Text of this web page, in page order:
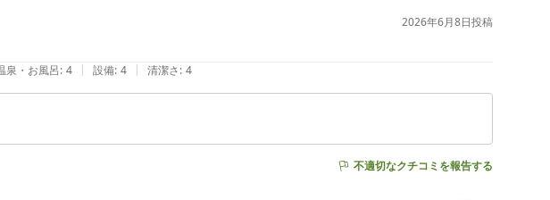
2026年6月8日投稿
泉・お風呂: 4 | 設備: 4 | 清潔さ: 4
不適切なクチコミを報告する